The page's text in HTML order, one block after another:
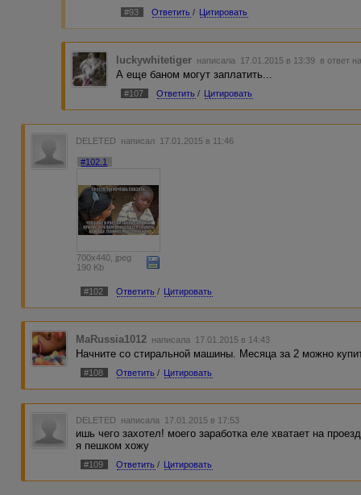
#93 Ответить / Цитировать
luckywhitetiger написала 17.01.2015 в 13:39 в ответ
А еще баном могут заплатить...
#107 Ответить / Цитировать
DELETED написал 17.01.2015 в 11:46
#102.1
700x440, jpeg
190 Kb
#102 Ответить / Цитировать
MaRussia1012 написала 17.01.2015 в 14:43
Начните со стиральной машины. Месяца за 2 можно
#108 Ответить / Цитировать
DELETED написала 17.01.2015 в 17:53
ишь чего захотел! моего заработка еле хватает на
я пешком хожу
#109 Ответить / Цитировать